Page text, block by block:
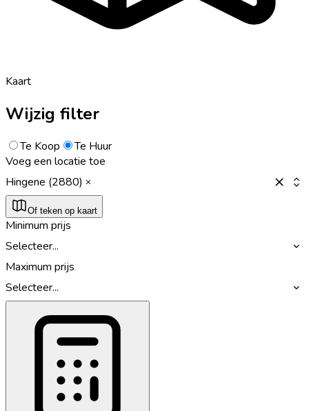
Kaart
Wijzig filter
Te Koop
Te Huur
Voeg een locatie toe
Hingene (2880)
Of teken op kaart
Minimum prijs
Selecteer...
Maximum prijs
Selecteer...